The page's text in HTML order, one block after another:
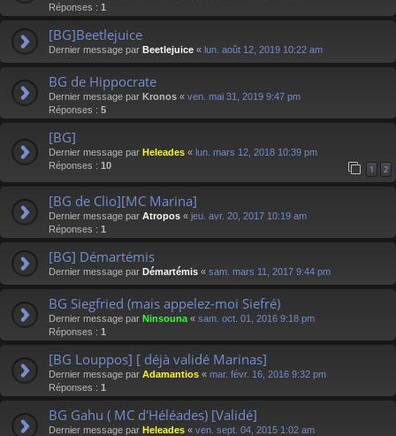
Réponses : 1
[BG]Beetlejuice
Dernier message par Beetlejuice « lun. août 12, 2019 10:22 am
BG de Hippocrate
Dernier message par Kronos « ven. mai 31, 2019 9:47 pm
Réponses : 5
[BG]
Dernier message par Heleades « lun. mars 12, 2018 10:39 pm
Réponses : 10 1 2
[BG de Clio][MC Marina]
Dernier message par Atropos « jeu. avr. 20, 2017 10:19 am
Réponses : 1
[BG] Démartémis
Dernier message par Démartémis « sam. mars 11, 2017 9:44 pm
BG Siegfried (mais appelez-moi Siefré)
Dernier message par Ninsouna « sam. oct. 01, 2016 9:18 pm
Réponses : 1
[BG Louppos] [ déjà validé Marinas]
Dernier message par Adamantios « mar. févr. 16, 2016 9:32 pm
Réponses : 1
BG Gahu ( MC d'Héléades) [Validé]
Dernier message par Heleades « ven. sept. 04, 2015 1:02 am